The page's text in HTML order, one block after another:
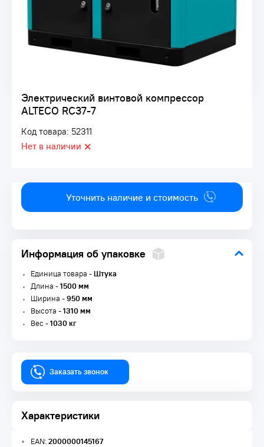
Электрический винтовой компрессор
ALTECO RC37-7
Код товара: 52311
Нет в наличии
Уточнить наличие и стоимость
Информация об упаковке
Единица товара -Штука
Длина -1500 мм
Ширина -950 мм
Высота -1310 мм
Вес -1030 кг
Заказать звонок
Характеристики
EAN:2000000145167